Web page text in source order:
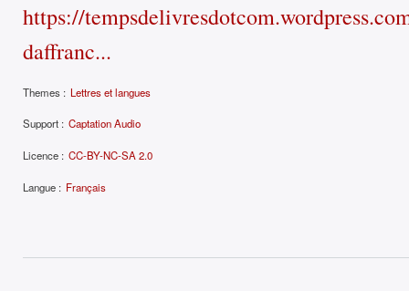
https://
daffranc...
Themes : Lettres et langues
Support : Captation Audio
Licence : CC-BY-NC-SA 2.0
Langue : Français